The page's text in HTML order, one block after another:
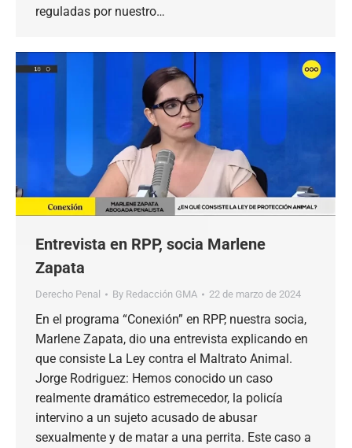
reguladas por nuestro…
Entrevista en RPP, socia Marlene
Zapata
Derecho Penal By Redacción GMA 22 de marzo de 2024
En el programa “Conexión” en RPP, nuestra socia,
Marlene Zapata, dio una entrevista explicando en
que consiste La Ley contra el Maltrato Animal.
Jorge Rodriguez: Hemos conocido un caso
realmente dramático estremecedor, la policía
intervino a un sujeto acusado de abusar
sexualmente y de matar a una perrita. Este caso a